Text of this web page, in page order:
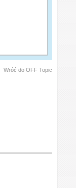
Wróć do OFF Topic